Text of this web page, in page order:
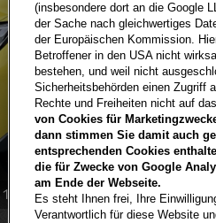
1
(insbesondere dort an die Google
der Sache nach gleichwertiges
der Europäischen Kommission.
Betroffener in den USA nicht
bestehen, und weil nicht
Sicherheitsbehörden einen Zugriff
Rechte und Freiheiten nicht auf
von Cookies für
dann stimmen Sie damit auch
entsprechenden Cookies
die für Zwecke von Google
am Ende der Webseite.
Es steht Ihnen frei, Ihre
Verantwortlich für diese Website